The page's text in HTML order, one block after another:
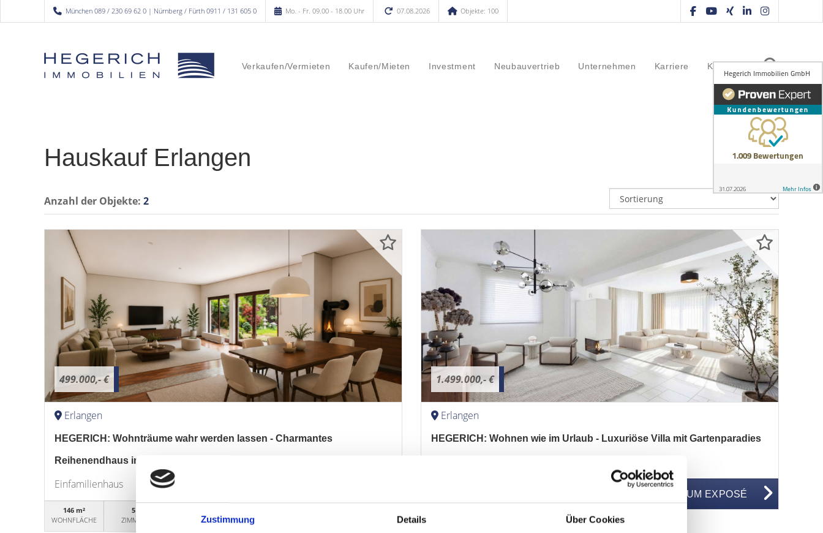
Zustimmung Details Über Cookies
München 089 / 230 69 62 0 | Nürnberg / Fürth 0911 / 131 605 0 Mo. - Fr. 09.00 - 18.00 Uhr 07.08.2026 Objekte: 100
Verkaufen/Vermieten Kaufen/Mieten Investment Neubauvertrieb Unternehmen Karriere Kontakt
Hauskauf Erlangen
Anzahl der Objekte: 2
499.000,- €
Erlangen
HEGERICH: Wohnträume wahr werden lassen - Charmantes
Reihenendhaus in familienfreundlicher Lage
Einfamilienhaus
146 m²
WOHNFLÄCHE
5
ZIMMER
OBJEKTNUMMER
1.499.000,- €
Erlangen
HEGERICH: Wohnen wie im Urlaub - Luxuriöse Villa mit Gartenparadies
ZUM EXPOSÉ